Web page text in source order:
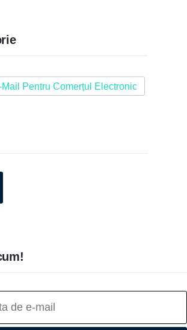
Pentru Comerțul Electronic